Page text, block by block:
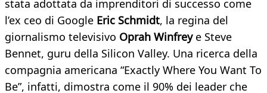
stata adottata da imprenditori di successo come
l’ex ceo di Google Eric Schmidt, la regina del
giornalismo televisivo Oprah Winfrey e Steve
Bennet, guru della Silicon Valley. Una ricerca della
compagnia americana “Exactly Where You Want To
Be”, infatti, dimostra come il 90% dei leader che